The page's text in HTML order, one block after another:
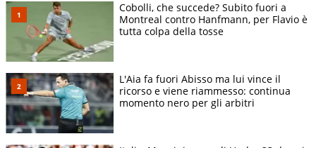
Cobolli, che succede? Subito fuori a
Montreal contro Hanfmann, per Flavio è
tutta colpa della tosse
L'Aia fa fuori Abisso ma lui vince il
ricorso e viene riammesso: continua
momento nero per gli arbitri